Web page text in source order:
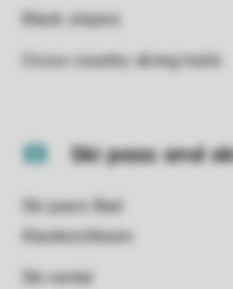
Black slopes
Cross-country skiing trails
Ski pass and
Ski pass Bad
Kleinkirchheim
Ski rental